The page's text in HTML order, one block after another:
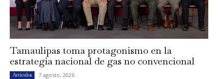
Tamaulipas toma protagonismo en la
estrategia nacional de gas no convencional
Artículos 7 agosto, 2026